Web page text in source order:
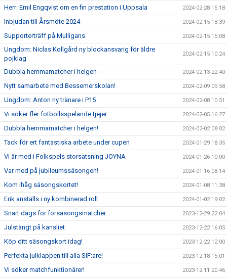
Herr: Emil Engqvist om en fin prestation i Uppsala 2024-02-28 15:18
Inbjudan till Årsmöte 2024 2024-02-15 18:39
Supporterträff på Mulligans 2024-02-15 15:08
Ungdom: Niclas Kollgård ny blockansvarig för äldre
pojklag
2024-02-15 10:24
Dubbla hemmamatcher i helgen 2024-02-13 22:40
Nytt samarbete med Bessemerskolan! 2024-02-09 09:58
Ungdom: Anton ny tränare i P15 2024-02-08 10:51
Vi söker fler fotbollsspelande tjejer 2024-02-05 16:27
Dubbla hemmamatcher i helgen! 2024-02-02 08:02
Tack för ert fantastiska arbete under cupen 2024-01-29 18:35
Vi är med i Folkspels storsatsning JOYNA 2024-01-26 10:00
Var med på jubileumssäsongen! 2024-01-16 08:14
Kom ihåg säsongskortet! 2024-01-08 11:38
Erik anställs i ny kombinerad roll 2024-01-02 19:02
Snart dags för försäsongsmatcher 2023-12-29 22:04
Julstängt på kansliet 2023-12-22 16:05
Köp ditt säsongskort idag! 2023-12-22 12:00
Perfekta julklappen till alla SIF:are! 2023-12-18 15:01
Vi söker matchfunktionärer! 2023-12-11 20:46